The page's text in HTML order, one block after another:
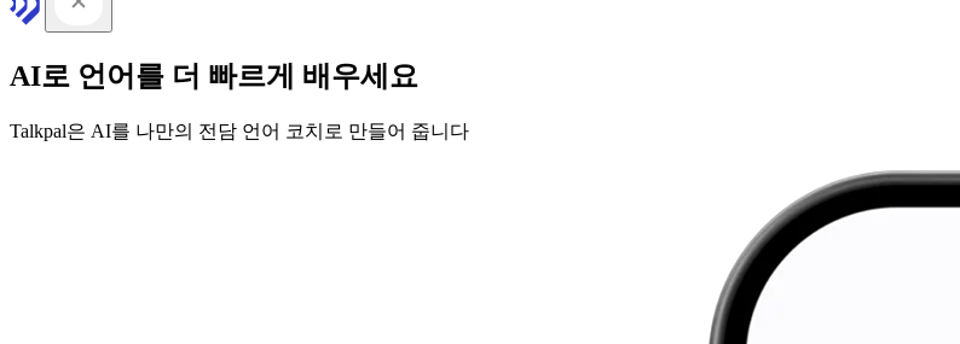
AI로 언어를 더 빠르게 배우세요
Talkpal은 AI를 나만의 전담 언어 코치로 만들어 줍니다